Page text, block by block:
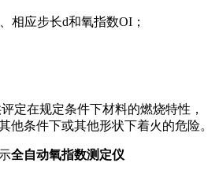
相应步长d和氧指数OI；
定在规定条件下材料的燃烧特性，
他条件下或其他形状下着火的危险。
全自动氧指数测定仪